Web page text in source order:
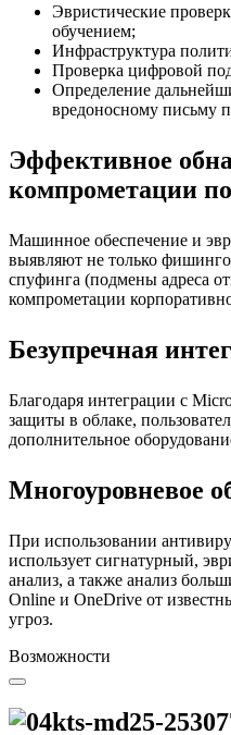
Эвристические
обучением;
Инфраструктура
Проверка цифровой
Определение
вредоносному письму
Эффективное
компрометации
Машинное обеспечение и
выявляют не только
спуфинга (подмены адреса
компрометации
Безупречная
Благодаря интеграции с
защиты в облаке,
дополнительное
Многоуровневое
При использовании
использует сигнатурный,
анализ, а также анализ
Online и OneDrive от
угроз.
Возможности